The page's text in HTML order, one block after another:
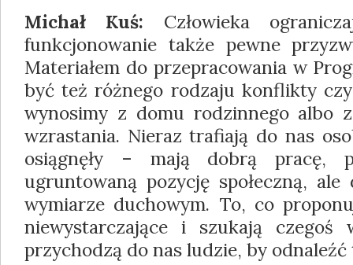
Michał Kuś: Człowieka
funkcjonowanie także pewne
Materiałem do przepracowania w
być też różnego rodzaju konflikty
wynosimy z domu rodzinnego albo
wzrastania. Nieraz trafiają do nas
osiągnęły – mają dobrą pracę,
ugruntowaną pozycję społeczną,
wymiarze duchowym. To, co
niewystarczające i szukają czegoś
przychodzą do nas ludzie, by odnaleźć